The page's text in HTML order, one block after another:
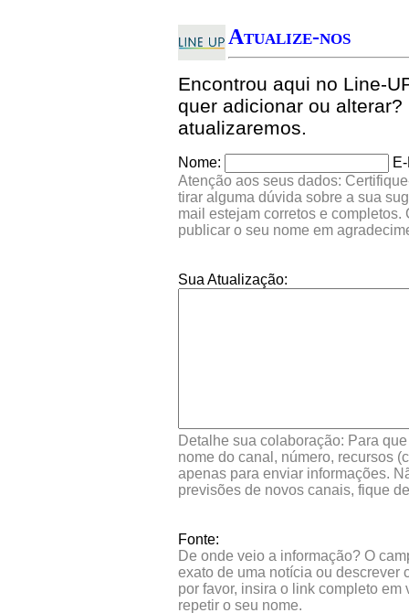
Atualize-nos
Encontrou aqui no Line-
quer adicionar ou
atualizaremos.
Nome:
Atenção aos seus dados:
tirar alguma dúvida sobre a sua
mail estejam corretos e
publicar o seu nome em
Sua Atualização:
Detalhe sua colaboração: Para
nome do canal, número, recursos
apenas para enviar informações.
previsões de novos canais, fique
Fonte:
De onde veio a informação? O
exato de uma notícia ou descrever
por favor, insira o link completo
repetir o seu nome.